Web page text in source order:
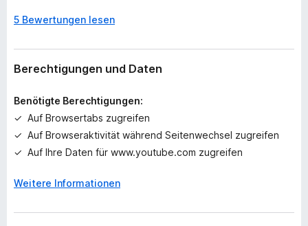
o
h
k
i
e
B
e
e
t
5 Bewertungen lesen
Berechtigungen und Daten
Benötigte Berechtigungen:
Auf Browsertabs zugreifen
Auf Browseraktivität während Seitenwechsel zugreifen
Auf Ihre Daten für www.youtube.com zugreifen
Weitere Informationen